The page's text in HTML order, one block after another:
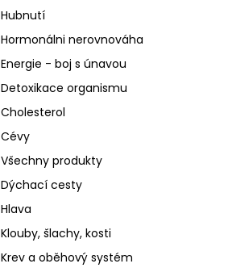
Hubnutí
Hormonálni nerovnováha
Energie - boj s únavou
Detoxikace organismu
Cholesterol
Cévy
Všechny produkty
Dýchací cesty
Hlava
Klouby, šlachy, kosti
Krev a oběhový systém